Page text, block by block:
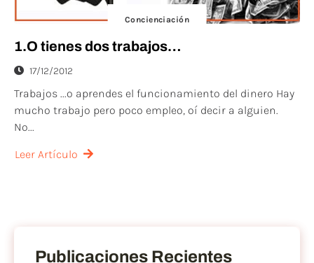
Concienciación
1.O tienes dos trabajos…
17/12/2012
Trabajos ...o aprendes el funcionamiento del dinero Hay
mucho trabajo pero poco empleo, oí decir a alguien.
No...
Leer Artículo
Publicaciones Recientes